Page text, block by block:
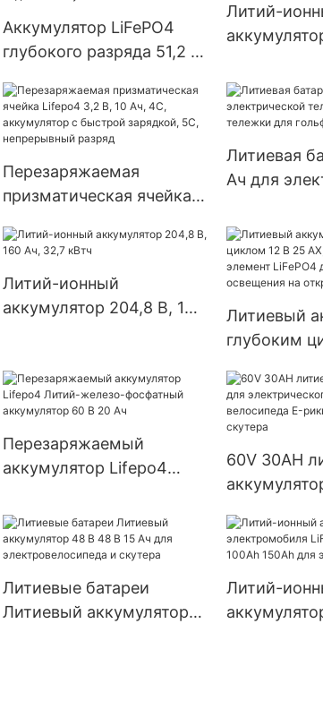
Аккумулятор LiFePO4
глубокого разряда 51,2 В
питания для гольф-каров,
лодок и коммунальной
техники
Литий-
для
солнечной
Перезаряжаемая
призматическая ячейка
аккумулятор с быстрой
непрерывный разряд
Литиевая
Ач для
тележки
36-42
Литий-ионный
аккумулятор 204,8 В, 160
Литиевый
глубоким
элемент
уличного
открытом
Перезаряжаемый
аккумулятор Lifepo4
фосфатный аккумулятор
60 В 20 Ач
60V 30AH
Литиевые батареи
Литиевый аккумулятор
Литий-